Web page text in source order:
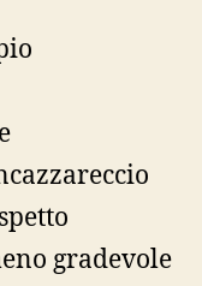
gradevole